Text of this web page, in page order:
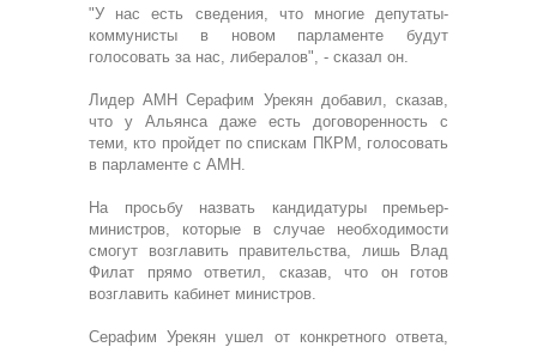
"У нас есть сведения, что многие депутаты-
коммунисты в новом парламенте будут
голосовать за нас, либералов", - сказал он.
Лидер АМН Серафим Урекян добавил, сказав,
что у Альянса даже есть договоренность с
теми, кто пройдет по спискам ПКРМ, голосовать
в парламенте с АМН.
На просьбу назвать кандидатуры премьер-
министров, которые в случае необходимости
смогут возглавить правительства, лишь Влад
Филат прямо ответил, сказав, что он готов
возглавить кабинет министров.
Серафим Урекян ушел от конкретного ответа,